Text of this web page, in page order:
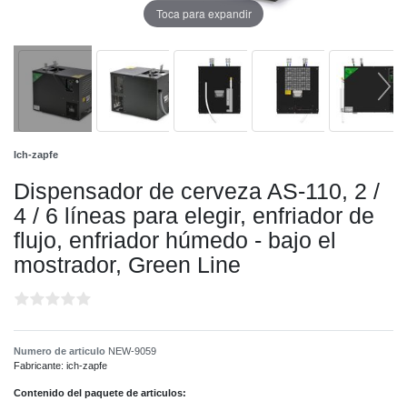
Toca para expandir
Ich-zapfe
Dispensador de cerveza AS-110, 2 /
4 / 6 líneas para elegir, enfriador de
flujo, enfriador húmedo - bajo el
mostrador, Green Line
Numero de articulo NEW-9059
Fabricante: ich-zapfe
Contenido del paquete de articulos: